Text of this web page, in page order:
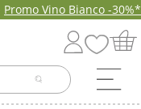
Promo Vino Bianco -30%*